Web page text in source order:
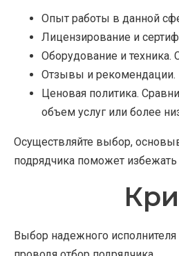
Опыт работы в данной
Лицензирование и
Оборудование и техника.
Отзывы и рекомендации.
Ценовая политика.
объем услуг или более
Осуществляйте выбор,
подрядчика поможет
Выбор надежного